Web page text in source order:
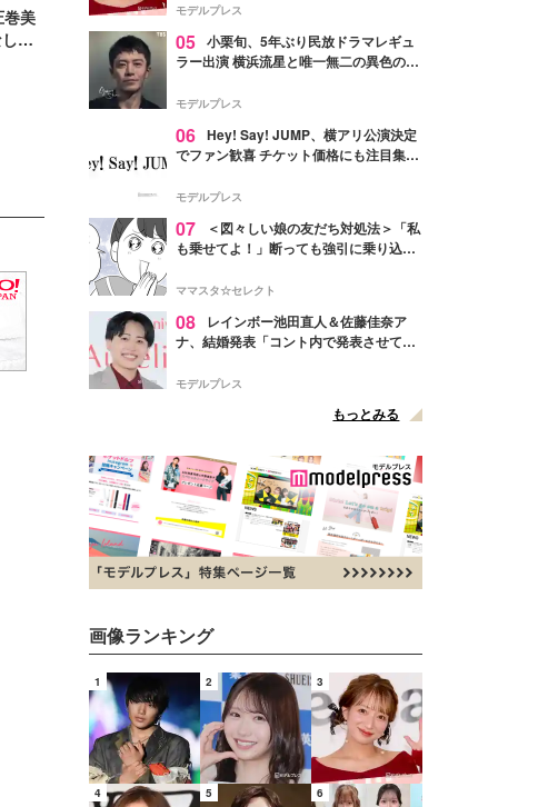
巻美
ぎ」「成長を感じる」の声
モデルプレス
05 小栗旬、5年ぶり民放ドラマレギュ
ラー出演 横浜流星と唯一無二の異色のバ
モデルプレス
06 Hey! Say! JUMP、横アリ公演決定
でファン歓喜 チケット価格にも注目集ま
モデルプレス
07
＜図々しい娘の友だち対処法＞「私
も乗せてよ！」断っても強引に乗り込ん
ママスタ☆セレクト
08
レインボー池田直人＆佐藤佳奈ア
ナ、結婚発表「コント内で発表させてい
点変更のため
モデルプレス
もっとみる
画像ランキング
1 2 3
4 5 6